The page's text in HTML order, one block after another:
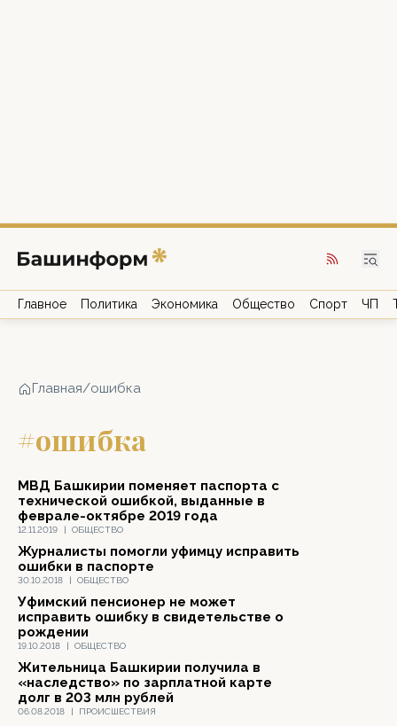
Главное Политика Экономика Общество Спорт ЧП
Главная/ошибка
#ошибка
12.11.2019 | ОБЩЕСТВО
МВД Башкирии поменяет паспорта с
технической ошибкой, выданные в
феврале-октябре 2019 года
30.10.2018 | ОБЩЕСТВО
Журналисты помогли уфимцу исправить
ошибки в паспорте
19.10.2018 | ОБЩЕСТВО
Уфимский пенсионер не может
исправить ошибку в свидетельстве о
рождении
06.08.2018 | ПРОИСШЕСТВИЯ
Жительница Башкирии получила в
«наследство» по зарплатной карте
долг в 203 млн рублей